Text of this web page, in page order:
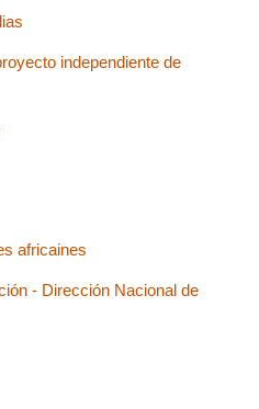
independiente de
africaines
- Dirección Nacional de